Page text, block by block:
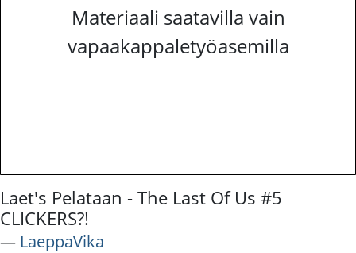
Materiaali saatavilla vain
vapaakappaletyöasemilla
Laet's Pelataan - The Last Of Us #5
CLICKERS?!
― LaeppaVika